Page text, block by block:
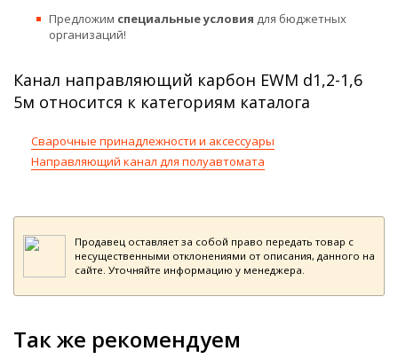
Предложим специальные условия для бюджетных
организаций!
Канал направляющий карбон EWM d1,2-1,6
5м относится к категориям каталога
Сварочные принадлежности и аксессуары
Направляющий канал для полуавтомата
Продавец оставляет за собой право передать товар с
несущественными отклонениями от описания, данного на
сайте. Уточняйте информацию у менеджера.
Так же рекомендуем